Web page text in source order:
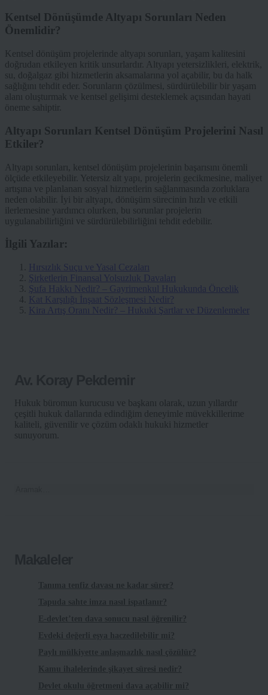
Kentsel Dönüşümde Altyapı Sorunları Neden
Önemlidir?
Kentsel dönüşüm projelerinde altyapı sorunları, yaşam kalitesini
doğrudan etkileyen kritik unsurlardır. Altyapı yetersizlikleri, elektrik,
su, doğalgaz gibi hizmetlerin aksamalarına yol açabilir, bu da halk
sağlığını tehdit eder. Sorunların çözülmesi, sürdürülebilir bir yaşam
alanı oluşturmak ve kentsel gelişimi desteklemek açısından hayati
öneme sahiptir.
Altyapı Sorunları Kentsel Dönüşüm Projelerini Nasıl
Etkiler?
Altyapı sorunları, kentsel dönüşüm projelerinin başarısını önemli
ölçüde etkileyebilir. Yetersiz alt yapı, projelerin gecikmesine, maliyet
artışına ve planlanan sosyal hizmetlerin sağlanmasında zorluklara
neden olabilir. İyi bir altyapı, dönüşüm sürecinin hızlı ve etkili
ilerlemesine yardımcı olurken, bu sorunlar projelerin
uygulanabilirliğini ve sürdürülebilirliğini tehdit edebilir.
İlgili Yazılar:
Hırsızlık Suçu ve Yasal Cezaları
Şirketlerin Finansal Yolsuzluk Davaları
Şufa Hakkı Nedir? – Gayrimenkul Hukukunda Öncelik
Kat Karşılığı İnşaat Sözleşmesi Nedir?
Kira Artış Oranı Nedir? – Hukuki Şartlar ve Düzenlemeler
Hukuk büromun kurucusu ve başkanı olarak, uzun yıllardır
çeşitli hukuk dallarında edindiğim deneyimle müvekkillerime
kaliteli, güvenilir ve çözüm odaklı hukuki hizmetler
sunuyorum.